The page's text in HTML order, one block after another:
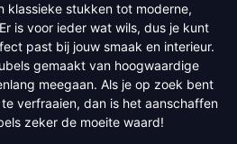
klassieke stukken tot moderne,
is voor ieder wat wils, dus je kunt
past bij jouw smaak en interieur.
gemaakt van hoogwaardige
meegaan. Als je op zoek bent
verfraaien, dan is het aanschaffen
zeker de moeite waard!